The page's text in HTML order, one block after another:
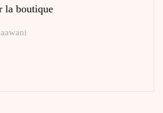
la boutique